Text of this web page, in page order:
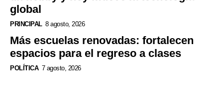
global
PRINCIPAL 8 agosto, 2026
Más escuelas renovadas: fortalecen
espacios para el regreso a clases
POLÍTICA 7 agosto, 2026